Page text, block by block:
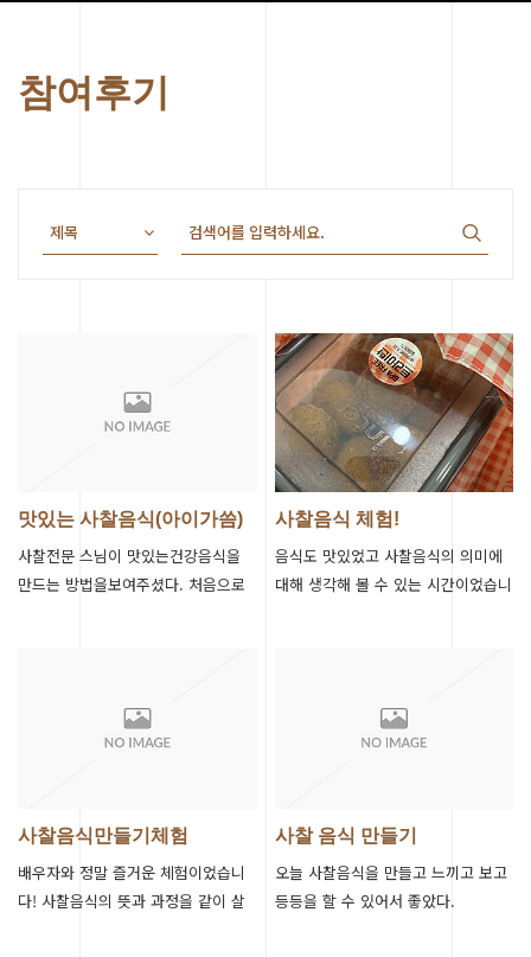
참여후기
맛있는 사찰음식(아이가씀)
사찰전문 스님이 맛있는건강음식을
만드는 방법을보여주셨다. 처음으로
사찰음식 체험!
음식도 맛있었고 사찰음식의 의미에
대해 생각해 볼 수 있는 시간이었습니
사찰음식만들기체험
배우자와 정말 즐거운 체험이었습니
다! 사찰음식의 뜻과 과정을 같이 살
사찰 음식 만들기
오늘 사찰음식을 만들고 느끼고 보고
등등을 할 수 있어서 좋았다.